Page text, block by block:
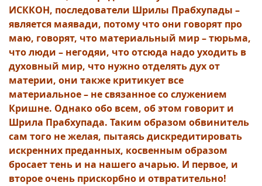
ИСККОН, последователи Шрилы Прабхупады –
является маявади, потому что они говорят про
маю, говорят, что материальный мир – тюрьма,
что люди – негодяи, что отсюда надо уходить в
духовный мир, что нужно отделять дух от
материи, они также критикует все
материальное – не связанное со служением
Кришне. Однако обо всем, об этом говорит и
Шрила Прабхупада. Таким образом обвинитель
сам того не желая, пытаясь дискредитировать
искренних преданных, косвенным образом
бросает тень и на нашего ачарью. И первое, и
второе очень прискорбно и отвратительно!